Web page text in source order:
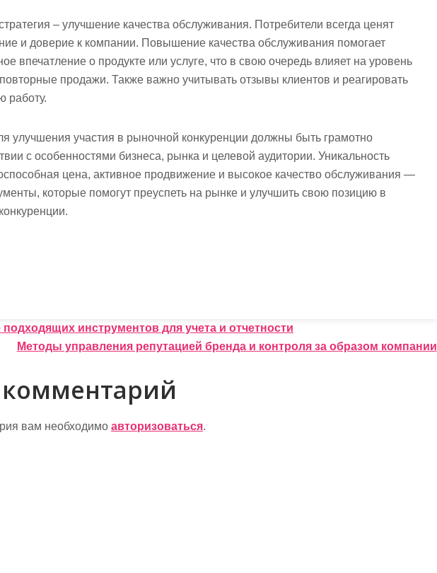
– улучшение качества обслуживания. Потребители всегда ценят
и доверие к компании. Повышение качества обслуживания помогает
впечатление о продукте или услуге, что в свою очередь влияет на уровень
продажи. Также важно учитывать отзывы клиентов и реагировать
работу.
улучшения участия в рыночной конкуренции должны быть грамотно
с особенностями бизнеса, рынка и целевой аудитории. Уникальность
цена, активное продвижение и высокое качество обслуживания —
которые помогут преуспеть на рынке и улучшить свою позицию в
инструментов для учета и отчетности
Методы управления репутацией бренда и контроля за образом компании
вам необходимо авторизоваться.